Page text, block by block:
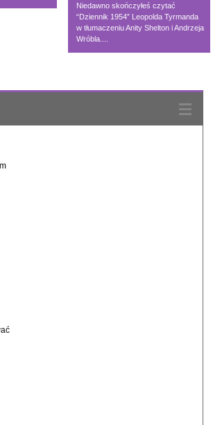
Niedawno skończyłeś czytać
“Dziennik 1954” Leopolda Tyrmanda
w tłumaczeniu Anity Shelton i Andrzeja
Wróbla....